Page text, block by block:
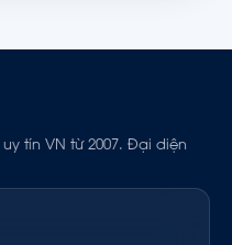
uy tín VN từ 2007. Đại diện